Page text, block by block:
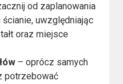
od zaplanowania
ścianie, uwzględniając
oraz miejsce
– oprócz samych
potrzebować